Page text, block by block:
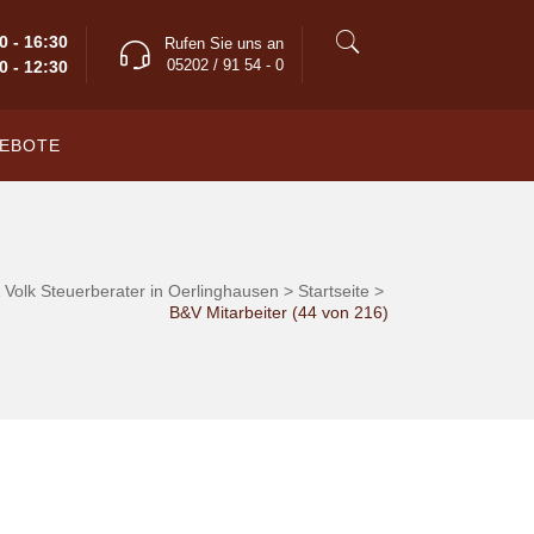
- 16:30
- 12:30
Rufen Sie uns an
05202 / 91 54 - 0
Volk Steuerberater in Oerlinghausen > Startseite >
B&V Mitarbeiter (44 von 216)